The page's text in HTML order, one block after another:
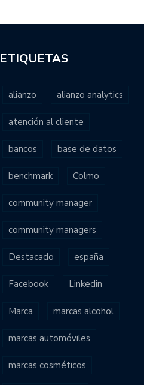
ETIQUETAS
alianzo alianzo analytics
atención al cliente
bancos base de datos
benchmark Colmo
community manager
community managers
Destacado españa
Facebook Linkedin
Marca marcas alcohol
marcas automóviles
marcas cosméticos